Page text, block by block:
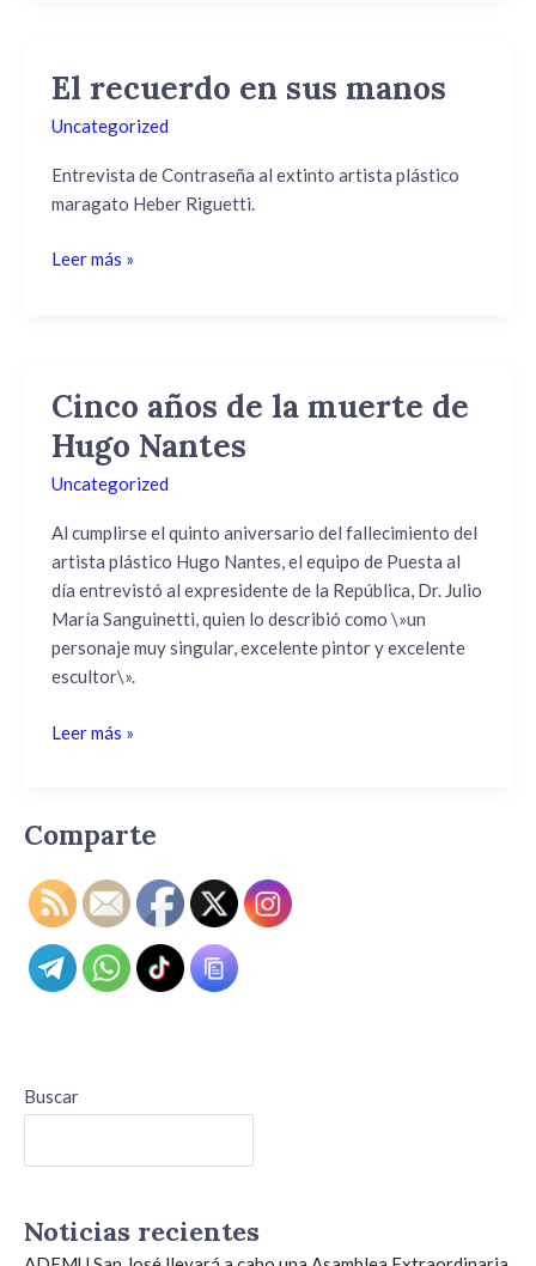
El recuerdo en sus manos
Uncategorized
Entrevista de Contraseña al extinto artista plástico
maragato Heber Riguetti.
El
en
sus
manos
Leer más »
Cinco años de la muerte de
Hugo Nantes
Uncategorized
Al cumplirse el quinto aniversario del fallecimiento del
artista plástico Hugo Nantes, el equipo de Puesta al
día entrevistó al expresidente de la República, Dr. Julio
María Sanguinetti, quien lo describió como \»un
personaje muy singular, excelente pintor y excelente
escultor\».
Cinco
de
la
de
Hugo
Nantes
Leer más »
Comparte
Buscar
Noticias recientes